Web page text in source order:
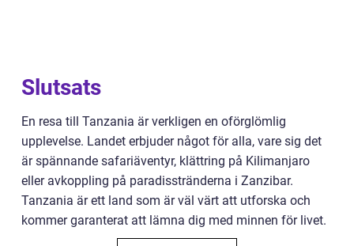
Slutsats
En resa till Tanzania är verkligen en oförglömlig
upplevelse. Landet erbjuder något för alla, vare sig det
är spännande safariäventyr, klättring på Kilimanjaro
eller avkoppling på paradisstränderna i Zanzibar.
Tanzania är ett land som är väl värt att utforska och
kommer garanterat att lämna dig med minnen för livet.